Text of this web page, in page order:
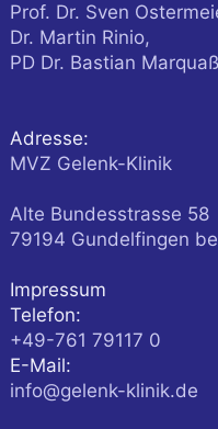
Prof. Dr. Sven
Dr. Martin Rinio,
PD Dr. Bastian Marquaß
Adresse:
MVZ Gelenk-Klinik
Alte Bundesstrasse 58
79194 Gundelfingen
Impressum
Telefon:
+49-761 79117 0
E-Mail:
info@gelenk-klinik.de